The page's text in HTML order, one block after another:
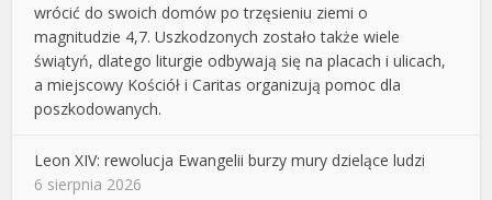
wrócić do swoich domów po trzęsieniu ziemi o
magnitudzie 4,7. Uszkodzonych zostało także wiele
świątyń, dlatego liturgie odbywają się na placach i ulicach,
a miejscowy Kościół i Caritas organizują pomoc dla
poszkodowanych.
Leon XIV: rewolucja Ewangelii burzy mury dzielące ludzi
6 sierpnia 2026